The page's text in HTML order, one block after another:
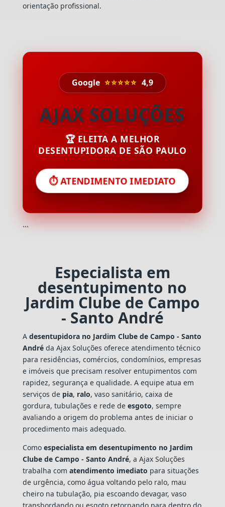
orientação profissional.
Google ⭐⭐⭐⭐⭐ 4,9
AJAX SOLUÇÕES
🏆 ELEITA A MELHOR
DESENTUPIDORA DE SÃO PAULO
⏱️ ATENDIMENTO IMEDIATO
```
Especialista em
desentupimento no
Jardim Clube de Campo
- Santo André
A desentupidora no Jardim Clube de Campo - Santo
Andréda Ajax Soluções oferece atendimento técnico
para residências, comércios, condomínios, empresas
e imóveis que precisam resolver entupimentos com
rapidez, segurança e qualidade. A equipe atua em
serviços de pia, ralo, vaso sanitário, caixa de
gordura, tubulações e rede de esgoto, sempre
avaliando a origem do problema antes de iniciar o
procedimento mais adequado.
Como especialista em desentupimento no Jardim
Clube de Campo - Santo André, a Ajax Soluções
trabalha com atendimento imediato para situações
de urgência, como água voltando pelo ralo, mau
cheiro na tubulação, pia escoando devagar, vaso
transbordando ou esgoto retornando para dentro do